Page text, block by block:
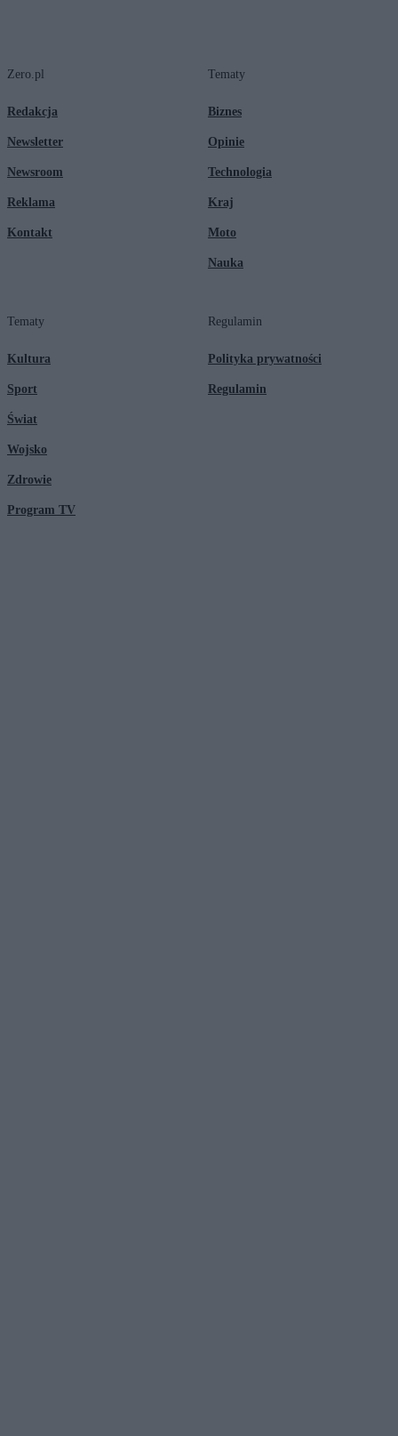
Zero.pl
Redakcja
Newsletter
Newsroom
Reklama
Kontakt
Tematy
Biznes
Opinie
Technologia
Kraj
Moto
Nauka
Tematy
Kultura
Sport
Świat
Wojsko
Zdrowie
Program TV
Regulamin
Polityka prywatności
Regulamin